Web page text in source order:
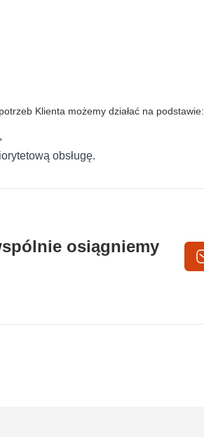
Klienta możemy działać na podstawie:
obsługę.
osiągniemy